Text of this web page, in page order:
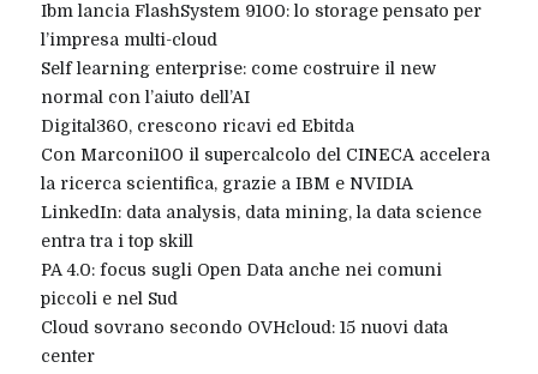
Ibm lancia FlashSystem 9100: lo storage pensato per
l’impresa multi-cloud
Self learning enterprise: come costruire il new
normal con l’aiuto dell’AI
Digital360, crescono ricavi ed Ebitda
Con Marconi100 il supercalcolo del CINECA accelera
la ricerca scientifica, grazie a IBM e NVIDIA
LinkedIn: data analysis, data mining, la data science
entra tra i top skill
PA 4.0: focus sugli Open Data anche nei comuni
piccoli e nel Sud
Cloud sovrano secondo OVHcloud: 15 nuovi data
center